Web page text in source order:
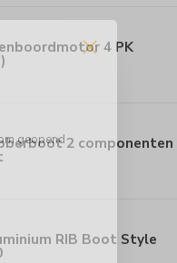
4 PK
2 componenten
RIB Boot Style
geopend